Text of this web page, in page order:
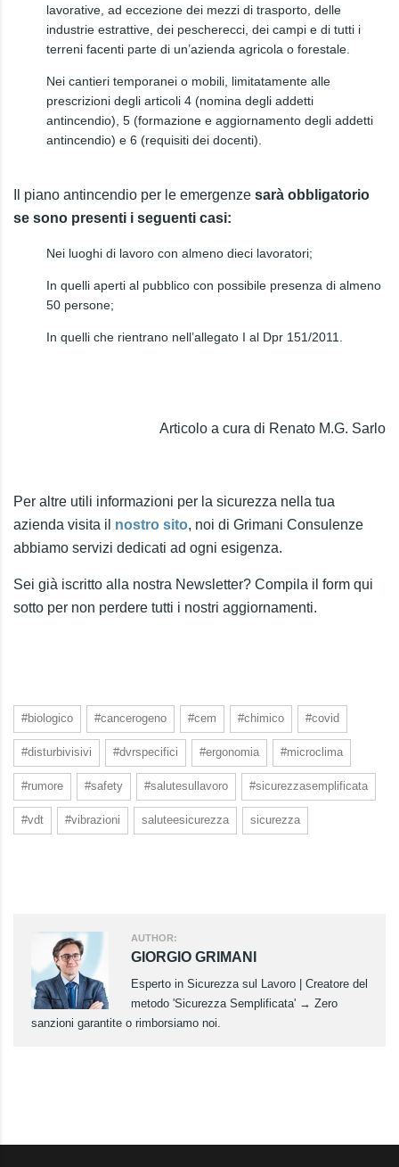
lavorative, ad eccezione dei mezzi di trasporto, delle
industrie estrattive, dei pescherecci, dei campi e di tutti i
terreni facenti parte di un’azienda agricola o forestale.
Nei cantieri temporanei o mobili, limitatamente alle
prescrizioni degli articoli 4 (nomina degli addetti
antincendio), 5 (formazione e aggiornamento degli addetti
antincendio) e 6 (requisiti dei docenti).
Il piano antincendio per le emergenze sarà obbligatorio
se sono presenti i seguenti casi:
Nei luoghi di lavoro con almeno dieci lavoratori;
In quelli aperti al pubblico con possibile presenza di almeno
50 persone;
In quelli che rientrano nell’allegato I al Dpr 151/2011.
Articolo a cura di Renato M.G. Sarlo
Per altre utili informazioni per la sicurezza nella tua
azienda visita il nostro sito, noi di Grimani Consulenze
abbiamo servizi dedicati ad ogni esigenza.
Sei già iscritto alla nostra Newsletter? Compila il form qui
sotto per non perdere tutti i nostri aggiornamenti.
#biologico #cancerogeno #cem #chimico #covid
#disturbivisivi #dvrspecifici #ergonomia #microclima
#rumore #safety #salutesullavoro #sicurezzasemplificata
#vdt #vibrazioni saluteesicurezza sicurezza
AUTHOR:
GIORGIO GRIMANI
Esperto in Sicurezza sul Lavoro | Creatore del
metodo 'Sicurezza Semplificata' → Zero
sanzioni garantite o rimborsiamo noi.